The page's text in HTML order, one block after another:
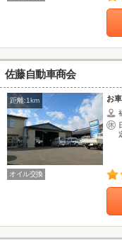
佐藤自動車商会
距離:1km お
オイル交換